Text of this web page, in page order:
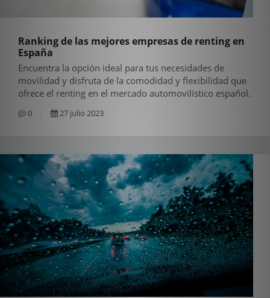
Ranking de las mejores empresas de renting en
España
Encuentra la opción ideal para tus necesidades de
movilidad y disfruta de la comodidad y flexibilidad que
ofrece el renting en el mercado automovilístico español.
0 27 julio 2023